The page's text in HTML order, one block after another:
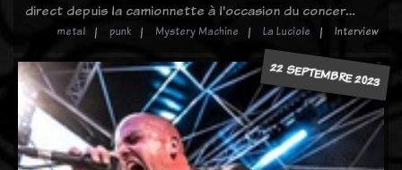
direct depuis la camionnette à l'occasion du concer…
metal punk Mystery Machine La Luciole Interview
22 SEPTEMBRE 2023